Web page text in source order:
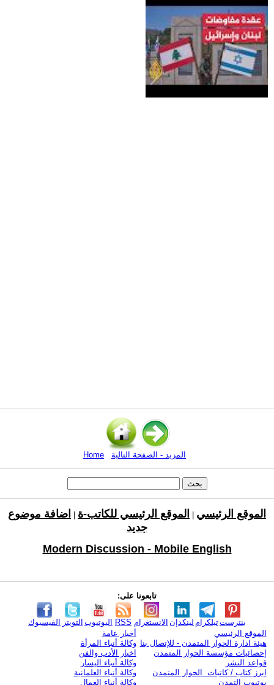
Home المزيد - الصفحة التالية
الموقع الرئيسي الموقع الرئيسي للكاتب-ة
اضافة موضوع
جديد
Modern Discussion - Mobile English
تابعونا على:
الفيسبوك التويتر اليوتيوب RSS الانستغرام لينكدإن تيلكرامبنترست
الموقع الرئيسي
هيئة ادارة الحوار المتمدن - للإتصال بنا
إحصائيات مؤسسة الحوار المتمدن
قواعد النشر
ابرز كتاب / كاتبات الحوار المتمدن
يوتيوب التمدن
أخبار عامة
وكالة أنباء المرأة
اخبار الأدب والفن
وكالة أنباء اليسار
وكالة أنباء العلمانية
وكالة أنباء العمال